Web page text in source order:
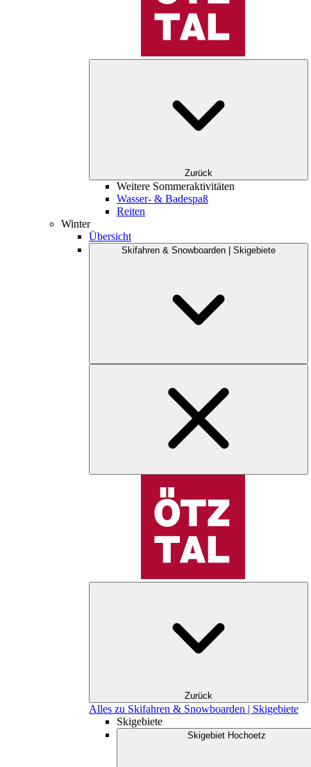
Zurück
Weitere Sommeraktivitäten
Wasser- & Badespaß
Reiten
Winter
Übersicht
Skifahren & Snowboarden | Skigebiete
Zurück
Alles zu Skifahren & Snowboarden | Skigebiete
Skigebiete
Skigebiet Hochoetz